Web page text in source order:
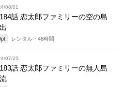
08/01
話 恋太郎ファミリーの空の島
pt レンタル・ 48時間
07/25
話 恋太郎ファミリーの無人島